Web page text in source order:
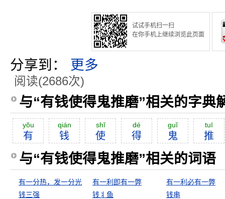
试试手机扫一扫
在你手机上继续浏览此页面
分享到： 更多
阅读(2686次)
与“有钱使得鬼推磨”相关的字典
yŏu
有
qián
钱
shĭ
使
dé
得
guĭ
鬼
tuī
推
与“有钱使得鬼推磨”相关的词语
有一分热，发一分光 有一利即有一弊
有一利必有一弊
钱三强
钱丬鱼
钱串